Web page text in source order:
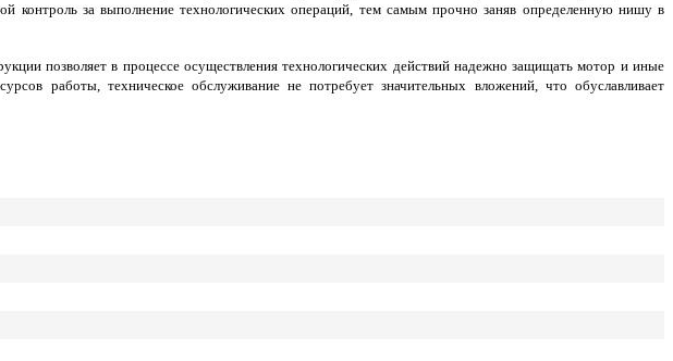
контроль за выполнение технологических операций, тем самым прочно заняв определенную нишу в
позволяет в процессе осуществления технологических действий надежно защищать мотор и иные
работы, техническое обслуживание не потребует значительных вложений, что обуславливает